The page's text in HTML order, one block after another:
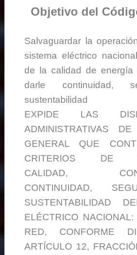
Objetivo del
Salvaguardar la
sistema eléctrico
de la calidad de
darle continuidad,
sustentabilidad
EXPIDE LAS
ADMINISTRATIVAS
GENERAL QUE
CRITERIOS DE
CALIDAD,
CONTINUIDAD,
SUSTENTABILIDAD
ELÉCTRICO
RED, CONFORME
ARTÍCULO 12,